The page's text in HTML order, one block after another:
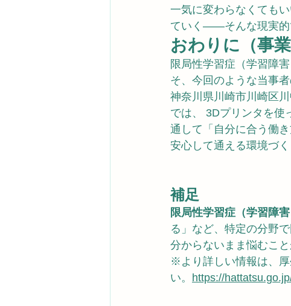
一気に変わらなくても
ていく——そんな現実的
おわりに（事業
限局性学習症（学習障
そ、今回のような当事
神奈川県川崎市川崎区
では、 3Dプリンタを
通して「自分に合う働
安心して通える環境づ
補足
限局性学習症（学習障害
る」など、特定の分野
分からないまま悩むこと
※より詳しい情報は、
い。 https://